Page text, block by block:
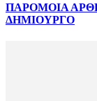
ΠΑΡΟΜΟΙΑ
ΔΗΜΙΟΥΡΓΟ